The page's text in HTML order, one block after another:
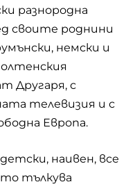
разнородна
своите роднини
немски и
олтенския
Другаря, с
телевизия и с
Европа.
наивен, все
тълкува